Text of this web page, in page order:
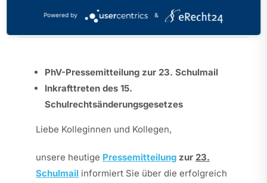
Kategorien:Aktuelles,Mitgliederinformation
PhV-Pressemitteilung zur 23. Schulmail
Inkrafttreten des 15.
Schulrechtsänderungsgesetzes
Liebe Kolleginnen und Kollegen,
unsere heutige Pressemitteilungzur 23.
Schulmailinformiert Sie über die erfolgreich
Powered by &